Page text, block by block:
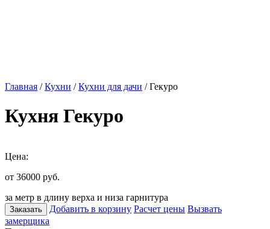
Главная /Кухни /Кухни для дачи / Гекуро
Кухня Гекуро
Цена:
от 36000 руб.
за метр в длину верха и низа гарнитура
Заказать Добавить в корзину Расчет цены Вызвать
замерщика